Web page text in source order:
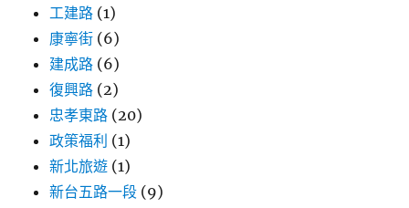
工建路 (1)
康寧街 (6)
建成路 (6)
復興路 (2)
忠孝東路 (20)
政策福利 (1)
新北旅遊 (1)
新台五路一段 (9)